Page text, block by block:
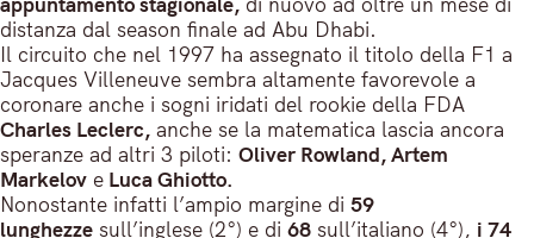
distanza dal season finale ad Abu Dhabi.
Il circuito che nel 1997 ha assegnato il titolo della F1 a
Jacques Villeneuve sembra altamente favorevole a
coronare anche i sogni iridati del rookie della FDA
Charles Leclerc, anche se la matematica lascia ancora
speranze ad altri 3 piloti: Oliver Rowland, Artem
Markelov e Luca Ghiotto.
Nonostante infatti l’ampio margine di 59
lunghezze sull’inglese (2°) e di 68 sull’italiano (4°), i 74